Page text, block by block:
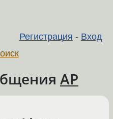
Регистрация - Вход
AP